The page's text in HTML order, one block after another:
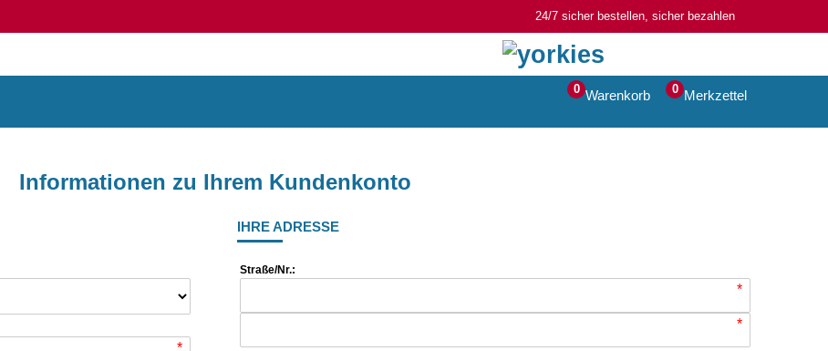
24/7 sicher bestellen, sicher bezahlen
0 Merkzettel
0 Warenkorb
Informationen zu Ihrem Kundenkonto
*
IHRE ADRESSE
Straße/Nr.:
*
*